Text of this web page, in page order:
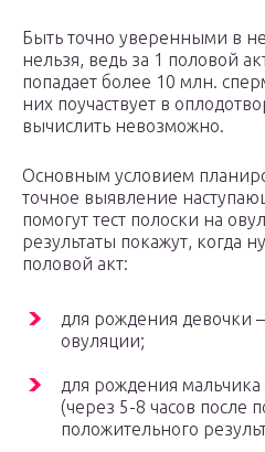
Быть точно уверенными в
нельзя, ведь за 1 половой
попадает более 10 млн.
них поучаствует в
вычислить невозможно.
Основным условием
точное выявление
помогут тест полоски на
результаты покажут, когда
половой акт:
для рождения девочки
овуляции;
для рождения
(через 5-8 часов после
положительного